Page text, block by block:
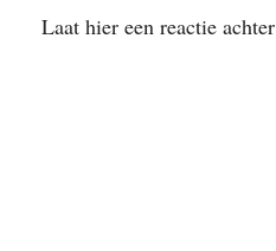
Laat hier een reactie achter